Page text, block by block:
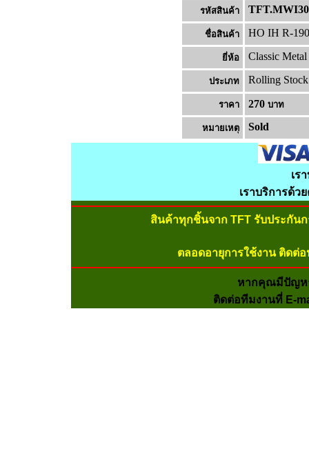
รหัสสินค้า
ชื่อสินค้า HO IH R-
ยี่ห้อ Classic
ประเภท Rolling Stock
ราคา 270 บาท
หมายเหต Sold
เร
เราบริการด้ว
สินค้าทุกชิ้นจาก TFT รับประกัน
ตลอดอายุการใช้งาน ติดต่
หากคุณมีปัญห
ติดต่อทีมงานที่ E-